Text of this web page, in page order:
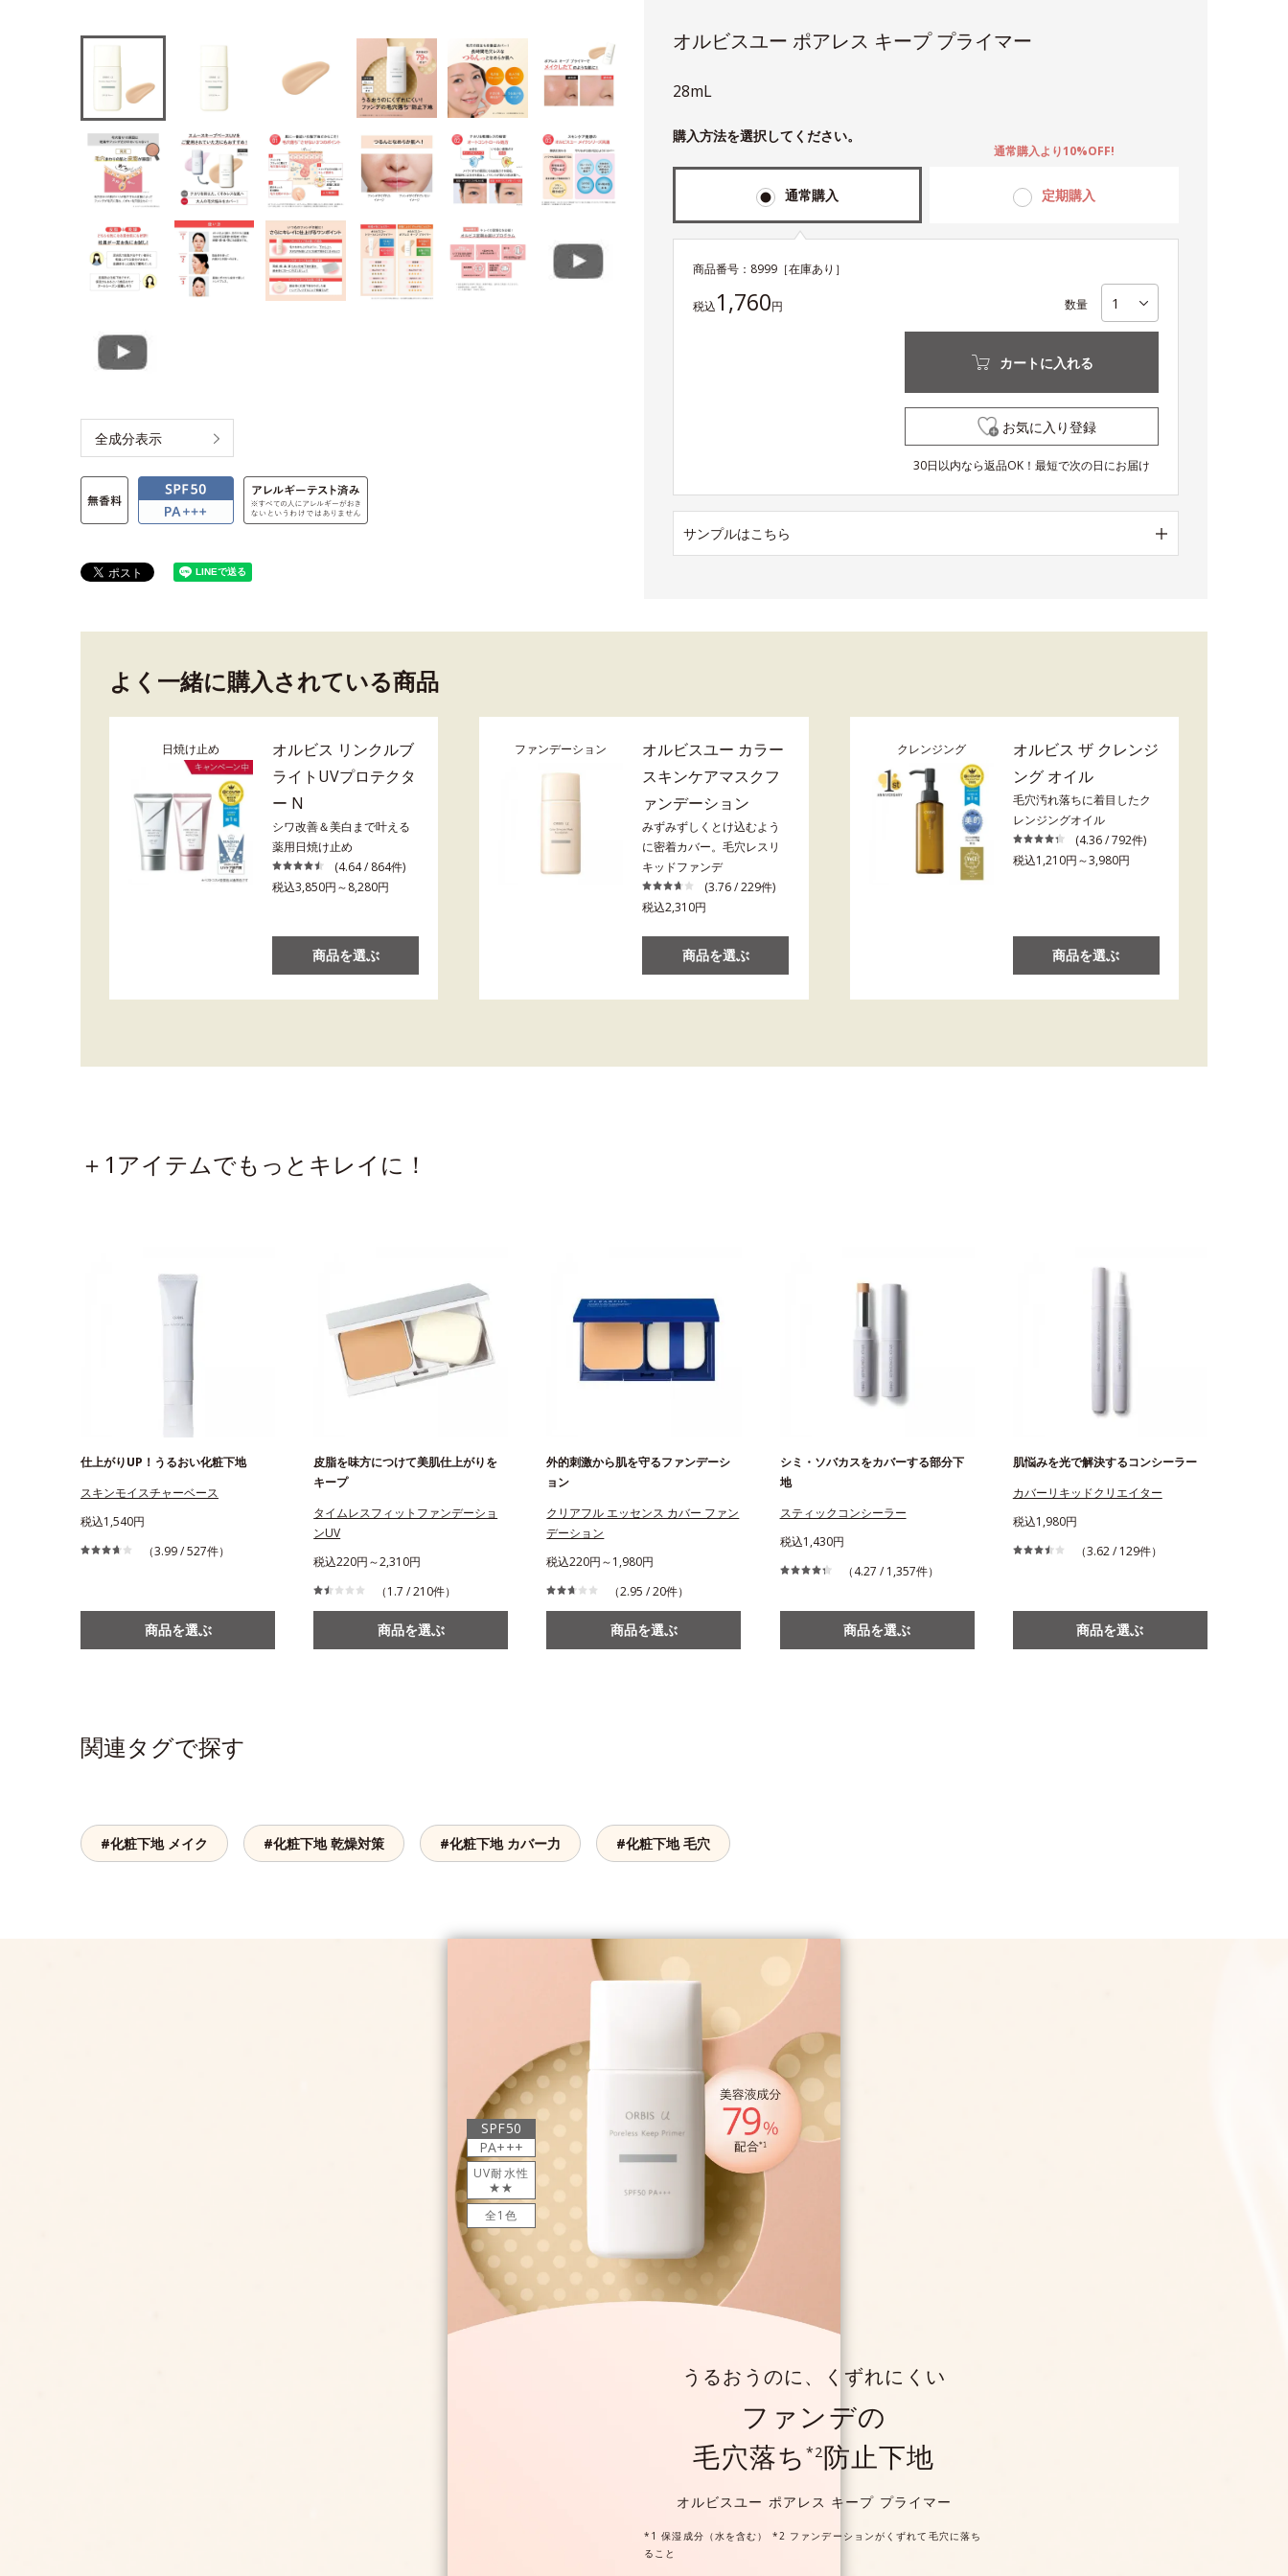
全成分表示
オルビスユー ポアレス キープ プライマー
28mL
購入方法を選択してください。
通常購入 定期購入
通常購入より10%OFF!
商品番号： 8999 ［在庫あり］
税込1,760円 数量
カートに入れる
お気に入り登録
30日以内なら返品OK！最短で次の日にお届け
サンプルはこちら
よく一緒に購入されている商品
日焼け止め
オルビス リンクルブ
ライトUVプロテクタ
ー N
シワ改善＆美白まで叶える
薬用日焼け止め
(4.64 / 864件)
税込3,850円～8,280円
商品を選ぶ
ファンデーション
オルビスユー カラー
スキンケアマスクフ
ァンデーション
みずみずしくとけ込むよう
に密着カバー。毛穴レスリ
キッドファンデ
(3.76 / 229件)
税込2,310円
商品を選ぶ
クレンジング
オルビス ザ クレンジ
ング オイル
毛穴汚れ落ちに着目したク
レンジングオイル
(4.36 / 792件)
税込1,210円～3,980円
商品を選ぶ
＋1アイテムでもっとキレイに！
仕上がりUP！うるおい化粧下地
スキンモイスチャーベース
税込1,540円
（3.99 / 527件）
商品を選ぶ
皮脂を味方につけて美肌仕上がりを
キープ
タイムレスフィットファンデーショ
ンUV
税込220円～2,310円
（1.7 / 210件）
商品を選ぶ
外的刺激から肌を守るファンデーシ
ョン
クリアフル エッセンス カバー ファン
デーション
税込220円～1,980円
（2.95 / 20件）
商品を選ぶ
シミ・ソバカスをカバーする部分下
地
スティックコンシーラー
税込1,430円
（4.27 / 1,357件）
商品を選ぶ
肌悩みを光で解決するコンシーラー
カバーリキッドクリエイター
税込1,980円
（3.62 / 129件）
商品を選ぶ
関連タグで探す
#化粧下地 メイク #化粧下地 乾燥対策 #化粧下地 カバー力 #化粧下地 毛穴
SPF50
PA+++
UV耐水性
★★
全1色
うるおうのに、くずれにくい
ファンデの
毛穴落ち *2防止下地
オルビスユー ポアレス キープ プライマー
*1 保湿成分（水を含む） *2 ファンデーションがくずれて毛穴に落ち
ること